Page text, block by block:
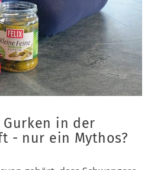
in der
- nur ein Mythos?